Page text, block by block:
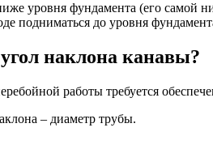
уровня фундамента (его
подниматься до уровня
наклона канавы?
работы требуется
– диаметр трубы.